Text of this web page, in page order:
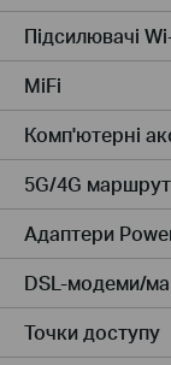
Підсилювачi
MiFi
Комп'ютернi
5G/4G
Адаптери
DSL-модеми/
Точки доступу